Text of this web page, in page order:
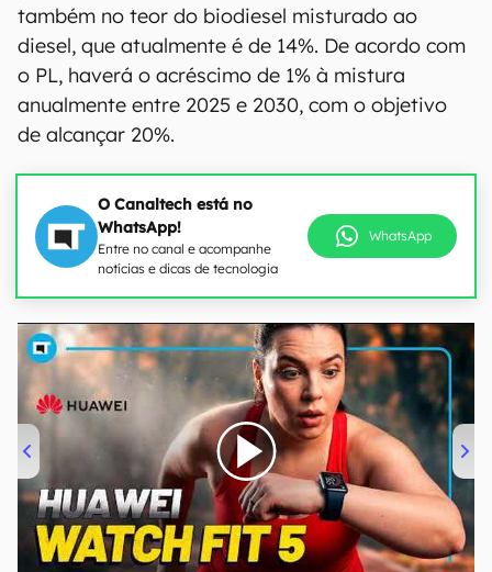
também no teor do biodiesel misturado ao
diesel, que atualmente é de 14%. De acordo com
o PL, haverá o acréscimo de 1% à mistura
anualmente entre 2025 e 2030, com o objetivo
de alcançar 20%.
O Canaltech está no
WhatsApp!
Entre no canal e acompanhe
notícias e dicas de tecnologia
WhatsApp
00:00/04:51